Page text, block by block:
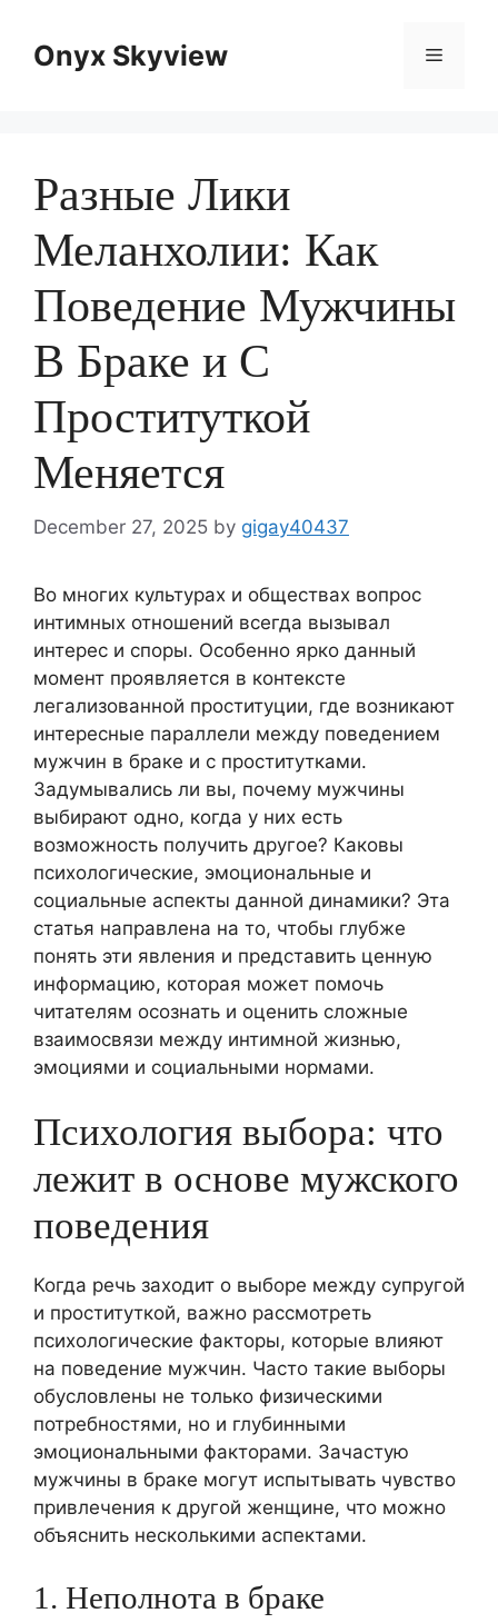
contentOnyx Skyview Menu
Разные Лики
Меланхолии: Как
Поведение Мужчины
В Браке и С
Проституткой
Меняется
December 27, 2025 by gigay40437
Во многих культурах и обществах вопрос
интимных отношений всегда вызывал
интерес и споры. Особенно ярко данный
момент проявляется в контексте
легализованной проституции, где возникают
интересные параллели между поведением
мужчин в браке и с проститутками.
Задумывались ли вы, почему мужчины
выбирают одно, когда у них есть
возможность получить другое? Каковы
психологические, эмоциональные и
социальные аспекты данной динамики? Эта
статья направлена на то, чтобы глубже
понять эти явления и представить ценную
информацию, которая может помочь
читателям осознать и оценить сложные
взаимосвязи между интимной жизнью,
эмоциями и социальными нормами.
Психология выбора: что
лежит в основе мужского
поведения
Когда речь заходит о выборе между супругой
и проституткой, важно рассмотреть
психологические факторы, которые влияют
на поведение мужчин. Часто такие выборы
обусловлены не только физическими
потребностями, но и глубинными
эмоциональными факторами. Зачастую
мужчины в браке могут испытывать чувство
привлечения к другой женщине, что можно
объяснить несколькими аспектами.
1. Неполнота в браке